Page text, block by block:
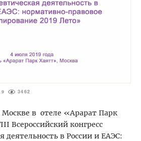
3462
Москве в отеле «Арарат Парк
Всероссийский конгресс
деятельность в России и ЕАЭС: